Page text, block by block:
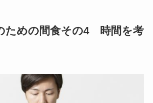
ための間食その4 時間を考